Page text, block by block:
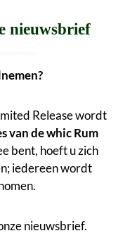
nieuwsbrief
Release wordt
van de whic Rum
bent, hoeft u zich
iedereen wordt
nieuwsbrief.